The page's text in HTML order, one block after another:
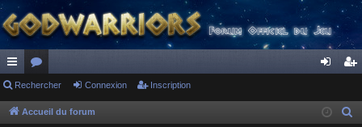
ac
co
or
u ne cri
Rechercher Connexion Inscription
Accueil du forum